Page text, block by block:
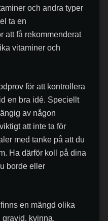
och andra typer
ta en
att få rekommenderat
vitaminer och
för att kontrollera
en bra idé. Speciellt
av någon
att inte ta för
med tanke på att du
Ha därför koll på dina
borde eller
en mängd olika
gravid, kvinna,